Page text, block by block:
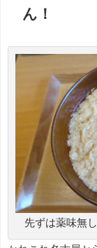
ん！
先ずは薬味無